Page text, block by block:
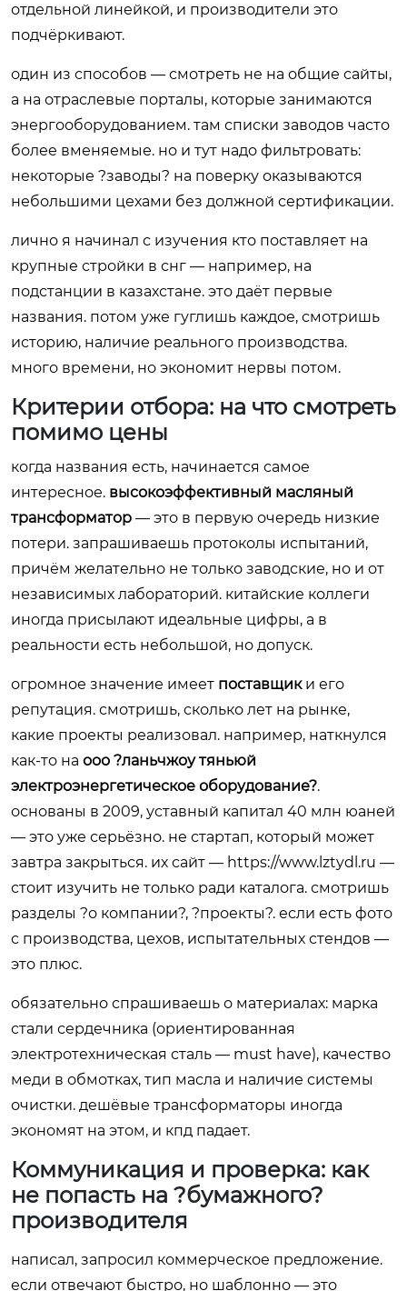
отдельной линейкой, и производители это
подчёркивают.
один из способов — смотреть не на общие сайты,
а на отраслевые порталы, которые занимаются
энергооборудованием. там списки заводов часто
более вменяемые. но и тут надо фильтровать:
некоторые ?заводы? на поверку оказываются
небольшими цехами без должной сертификации.
лично я начинал с изучения кто поставляет на
крупные стройки в снг — например, на
подстанции в казахстане. это даёт первые
названия. потом уже гуглишь каждое, смотришь
историю, наличие реального производства.
много времени, но экономит нервы потом.
Критерии отбора: на что смотреть
помимо цены
когда названия есть, начинается самое
интересное. высокоэффективный масляный
трансформатор — это в первую очередь низкие
потери. запрашиваешь протоколы испытаний,
причём желательно не только заводские, но и от
независимых лабораторий. китайские коллеги
иногда присылают идеальные цифры, а в
реальности есть небольшой, но допуск.
огромное значение имеет поставщики его
репутация. смотришь, сколько лет на рынке,
какие проекты реализовал. например, наткнулся
как-то на ооо ?ланьчжоу тяньюй
электроэнергетическое оборудование?.
основаны в 2009, уставный капитал 40 млн юаней
— это уже серьёзно. не стартап, который может
завтра закрыться. их сайт — https://www.lztydl.ru —
стоит изучить не только ради каталога. смотришь
разделы ?о компании?, ?проекты?. если есть фото
с производства, цехов, испытательных стендов —
это плюс.
обязательно спрашиваешь о материалах: марка
стали сердечника (ориентированная
электротехническая сталь — must have), качество
меди в обмотках, тип масла и наличие системы
очистки. дешёвые трансформаторы иногда
экономят на этом, и кпд падает.
Коммуникация и проверка: как
не попасть на ?бумажного?
производителя
написал, запросил коммерческое предложение.
если отвечают быстро, но шаблонно — это